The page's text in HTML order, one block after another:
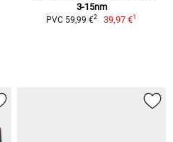
3-15nm
PVC 59,99 €2 39,97 €1